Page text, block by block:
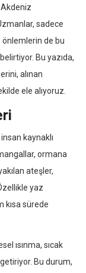
Akdeniz
sadece
önlemlerin de bu
Bu yazıda,
alınan
ele alıyoruz.
kaynaklı
ormana
ateşler,
yaz
kısa sürede
ısınma, sıcak
Bu durum,